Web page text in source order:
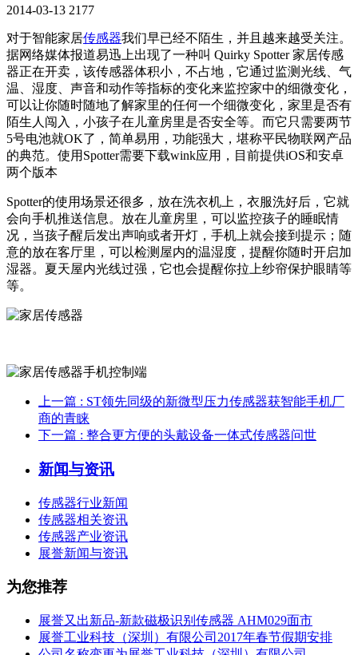
2014-03-13 2177
对于智能家居传感器我们早已经不陌生，并且越来越受关注。
据网络媒体报道易迅上出现了一种叫 Quirky Spotter 家居传感
器正在开卖，该传感器体积小，不占地，它通过监测光线、气
温、湿度、声音和动作等指标的变化来监控家中的细微变化，
可以让你随时随地了解家里的任何一个细微变化，家里是否有
陌生人闯入，小孩子在儿童房里是否安全等。而它只需要两节
5号电池就OK了，简单易用，功能强大，堪称平民物联网产品
的典范。使用Spotter需要下载wink应用，目前提供iOS和安卓
两个版本
Spotter的使用场景还很多，放在洗衣机上，衣服洗好后，它就
会向手机推送信息。放在儿童房里，可以监控孩子的睡眠情
况，当孩子醒后发出声响或者开灯，手机上就会接到提示；随
意的放在客厅里，可以检测屋内的温湿度，提醒你随时开启加
湿器。夏天屋内光线过强，它也会提醒你拉上纱帘保护眼睛等
等。
上一篇 : ST领先同级的新微型压力传感器获智能手机厂
商的青睐
下一篇 : 整合更方便的头戴设备一体式传感器问世
新闻与资讯
传感器行业新闻
传感器相关资讯
传感器产业资讯
展誉新闻与资讯
为您推荐
展誉又出新品-新款磁极识别传感器 AHM029面市
展誉工业科技（深圳）有限公司2017年春节假期安排